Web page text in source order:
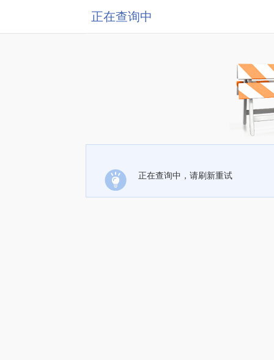
正在查询中
正在查询中，请刷新重试